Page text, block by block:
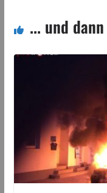
... und